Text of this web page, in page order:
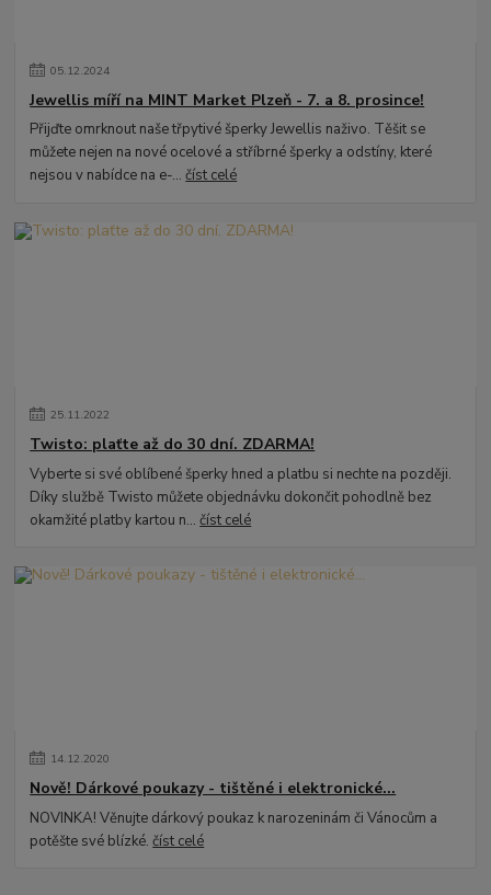
05.12.2024
Jewellis míří na MINT Market Plzeň - 7. a 8. prosince!
Přijďte omrknout naše třpytivé šperky Jewellis naživo. Těšit se
můžete nejen na nové ocelové a stříbrné šperky a odstíny, které
nejsou v nabídce na e-...číst celé
25.11.2022
Twisto: plaťte až do 30 dní. ZDARMA!
Vyberte si své oblíbené šperky hned a platbu si nechte na později.
Díky službě Twisto můžete objednávku dokončit pohodlně bez
okamžité platby kartou n...číst celé
14.12.2020
Nově! Dárkové poukazy - tištěné i elektronické...
NOVINKA! Věnujte dárkový poukaz k narozeninám či Vánocům a
potěšte své blízké.číst celé